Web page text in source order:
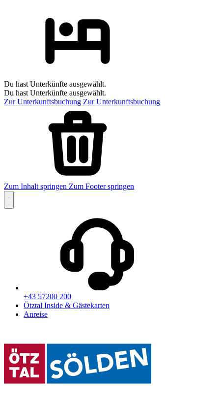
Du hast Unterkünfte ausgewählt.
Du hast Unterkünfte ausgewählt.
Zur Unterkunftsbuchung Zur Unterkunftsbuchung
Zum Inhalt springen Zum Footer springen
+43 57200 200
Ötztal Inside & Gästekarten
Anreise